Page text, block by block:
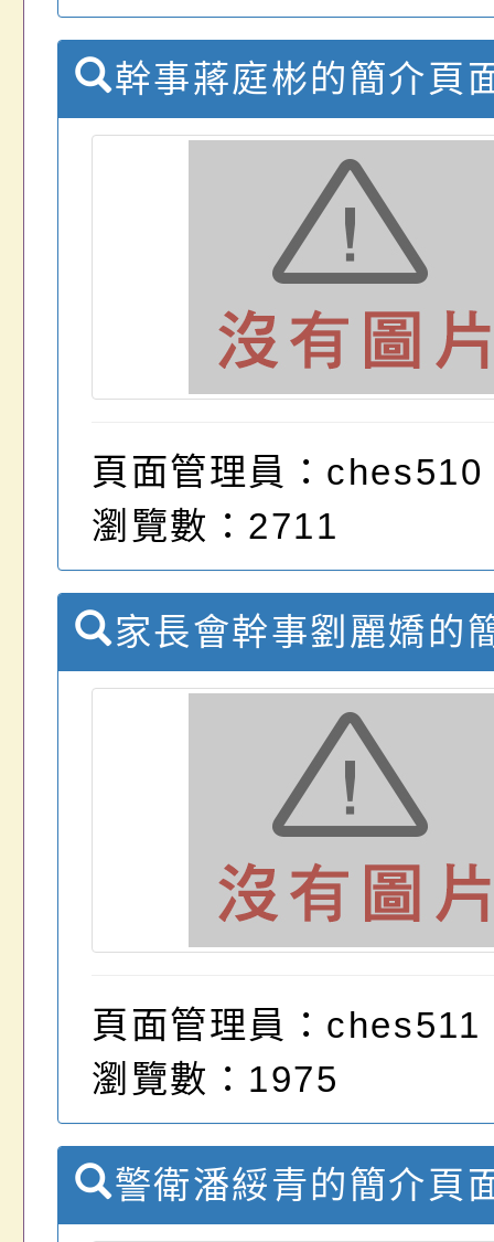
幹事蔣庭彬的簡介頁
頁面管理員：ches510
瀏覽數：2711
家長會幹事劉麗嬌的
頁面管理員：ches511
瀏覽數：1975
警衛潘綏青的簡介頁